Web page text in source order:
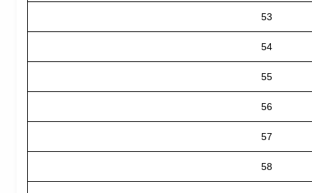
53
54
55
56
57
58